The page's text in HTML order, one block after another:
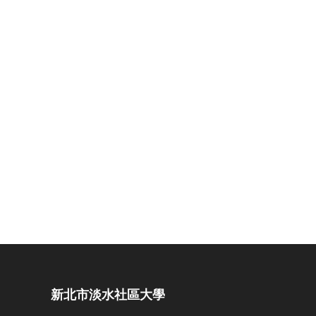
新北市淡水社區大學